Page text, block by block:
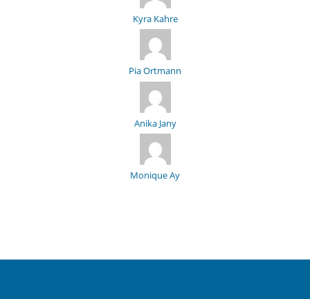
Kyra Kahre
Pia Ortmann
Anika Jany
Monique Ay